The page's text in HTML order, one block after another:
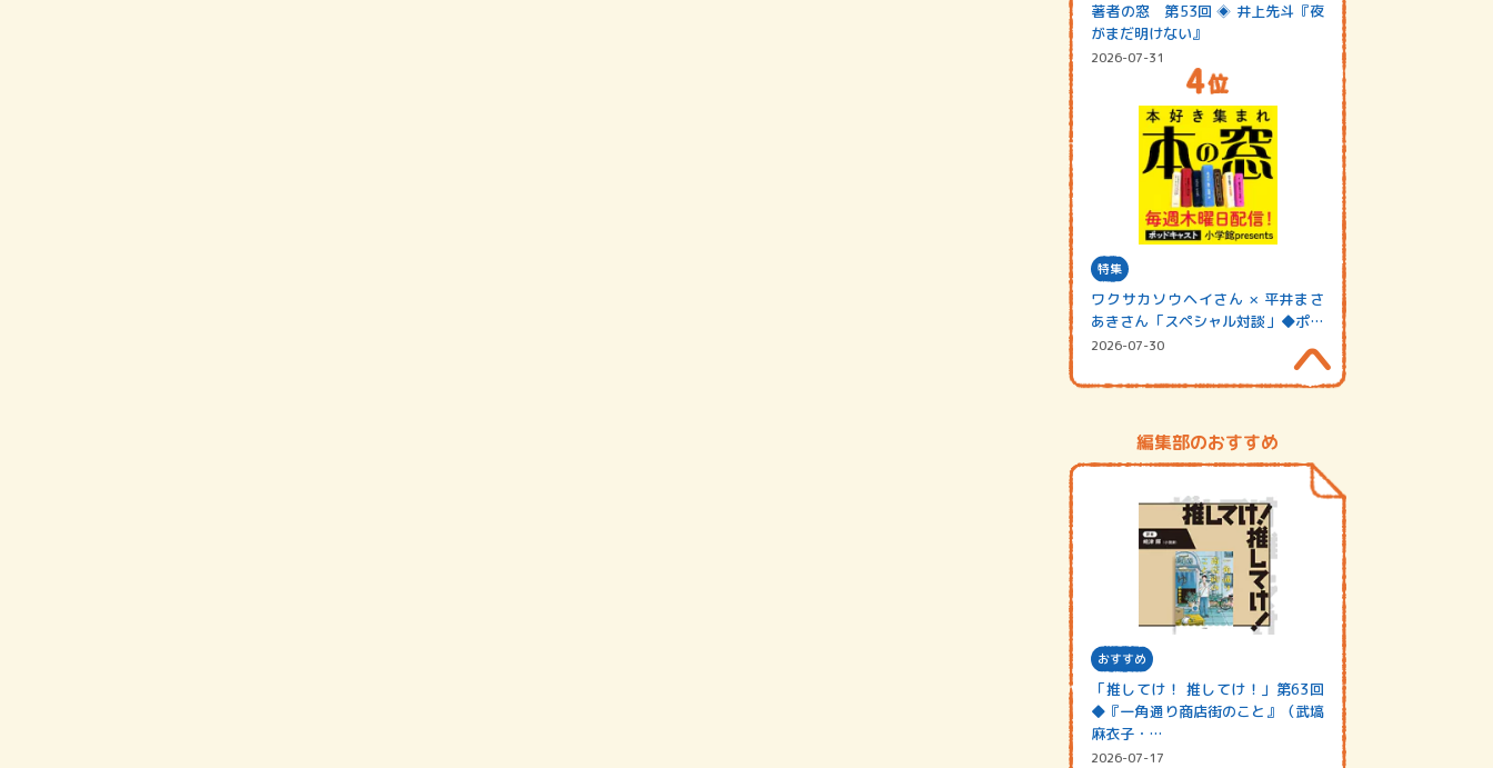
著者の窓 第53回 ◈ 井上先斗『夜
がまだ明けない』
2026-07-31
特集
ワクサカソウヘイさん × 平井まさ
あきさん「スペシャル対談」◆ポッ
ドキャスト…
2026-07-30
編集部のおすすめ
おすすめ
「推してけ！ 推してけ！」第63回
◆『一角通り商店街のこと』（武塙
麻衣子・…
2026-07-17